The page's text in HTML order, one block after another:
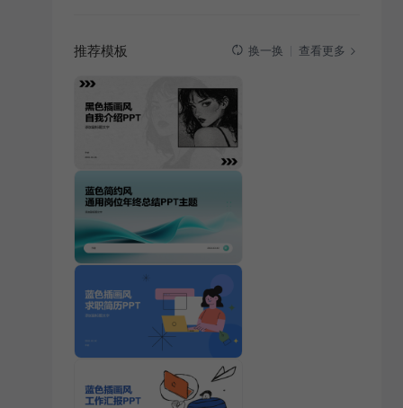
推荐模板 换一换 查看更多